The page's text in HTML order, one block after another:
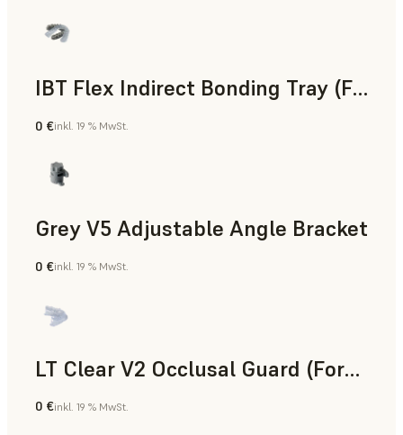
IBT Flex Indirect Bonding Tray (Form 4)
Zahnmedizin
0 €inkl. 19 % MwSt.
Grey V5 Adjustable Angle Bracket
Standard
0 €inkl. 19 % MwSt.
LT Clear V2 Occlusal Guard (Form 4)
Zahnmedizin
0 €inkl. 19 % MwSt.